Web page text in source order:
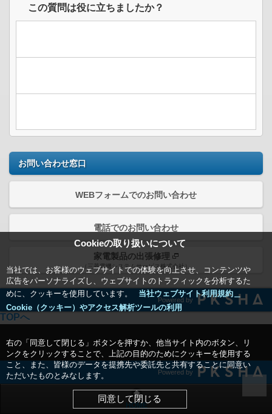
Cookieの取り扱いについて
当社では、お客様のウェブサイトでの体験を向上させ、コンテンツや
広告をパーソナライズし、ウェブサイトのトラフィックを分析するた
めに、クッキーを使用しています。
当社ウェブサイト利用規約＿
Cookie（クッキー）やアクセス解析ツールの利用
右の「同意して閉じる」ボタンを押すか、他当サイト内のボタン、リ
ンクをクリックすることで、上記の目的のためにクッキーを使用する
こと、また、皆様のデータを提携先や委託先と共有することに同意い
ただいたものとみなします。
同意して閉じる
この質問は役に立ちましたか？
お問い合わせ窓口
WEBフォームでのお問い合わせ
電話でのお問い合わせ
家電製品の出張修理
（三菱電機システムサービス株式会社）
Powered by
TOPへ
Powered by
HOME